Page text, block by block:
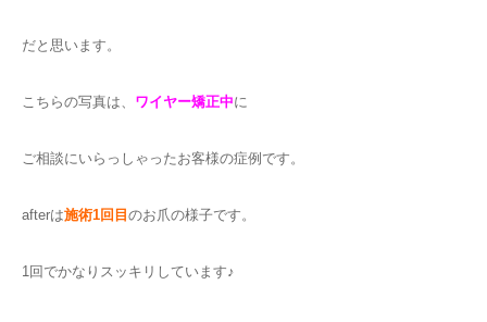
だと思います。
こちらの写真は、 ワイヤー矯正中に
ご相談にいらっしゃったお客様の症例です。
afterは施術1回目のお爪の様子です。
1回でかなりスッキリしています♪